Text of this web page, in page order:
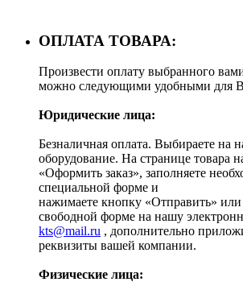
ОПЛАТА ТОВАРА:
Произвести оплату выбранного
можно следующими удобными для
Юридические лица:
Безналичная оплата. Выбираете на
оборудование. На странице товара
«Оформить заказ», заполняете
специальной форме и
нажимаете кнопку «Отправить» или
свободной форме на нашу
kts@mail.ru , дополнительно
реквизиты вашей компании.
Физические лица: